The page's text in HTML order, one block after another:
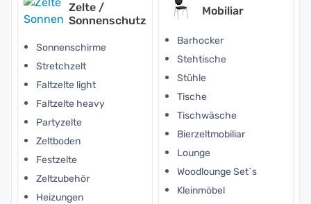
Zelte /
Sonnenschutz
Sonnenschirme
Stretchzelt
Faltzelte light
Faltzelte heavy
Partyzelte
Zeltboden
Festzelte
Zeltzubehör
Heizungen
Mobiliar
Barhocker
Stehtische
Stühle
Tische
Tischwäsche
Bierzeltmobiliar
Lounge
Woodlounge Set´s
Kleinmöbel